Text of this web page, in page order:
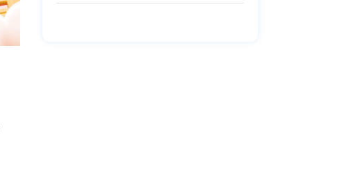
Money và ViettelPay Pro